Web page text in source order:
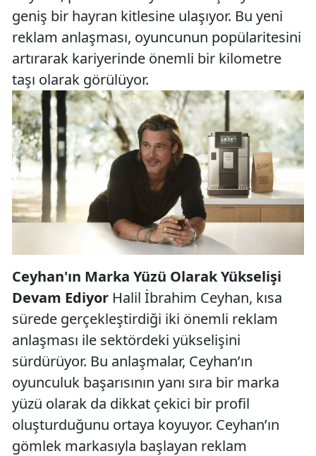
geniş bir hayran kitlesine ulaşıyor. Bu yeni
reklam anlaşması, oyuncunun popülaritesini
artırarak kariyerinde önemli bir kilometre
taşı olarak görülüyor.
Ceyhan'ın Marka Yüzü Olarak Yükselişi
Devam Ediyor Halil İbrahim Ceyhan, kısa
sürede gerçekleştirdiği iki önemli reklam
anlaşması ile sektördeki yükselişini
sürdürüyor. Bu anlaşmalar, Ceyhan’ın
oyunculuk başarısının yanı sıra bir marka
yüzü olarak da dikkat çekici bir profil
oluşturduğunu ortaya koyuyor. Ceyhan’ın
gömlek markasıyla başlayan reklam